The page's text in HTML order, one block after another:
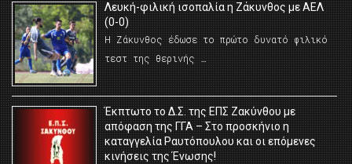
Λευκή-φιλική ισοπαλία η Ζάκυνθος με ΑΕΛ
(0-0)
Η Ζάκυνθος έδωσε το πρώτο δυνατό φιλικό
τεστ της θερινής …
Έκπτωτο το Δ.Σ. της ΕΠΣ Ζακύνθου με
απόφαση της ΓΓΑ – Στο προσκήνιο η
καταγγελία Ραυτόπουλου και οι επόμενες
κινήσεις της Ένωσης!